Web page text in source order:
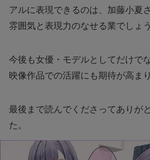
アルに表現できるのは、加藤小夏
雰囲気と表現力のなせる業でしょう
今後も女優・モデルとしてだけで
映像作品での活躍にも期待が高ま
最後まで読んでくださってありが
た。